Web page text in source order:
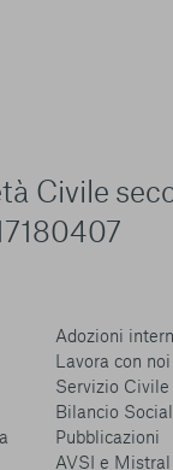
Civile
Adozioni
Lavora con noi
Servizio Civile
Bilancio
Pubblicazioni
AVSI e Mistral